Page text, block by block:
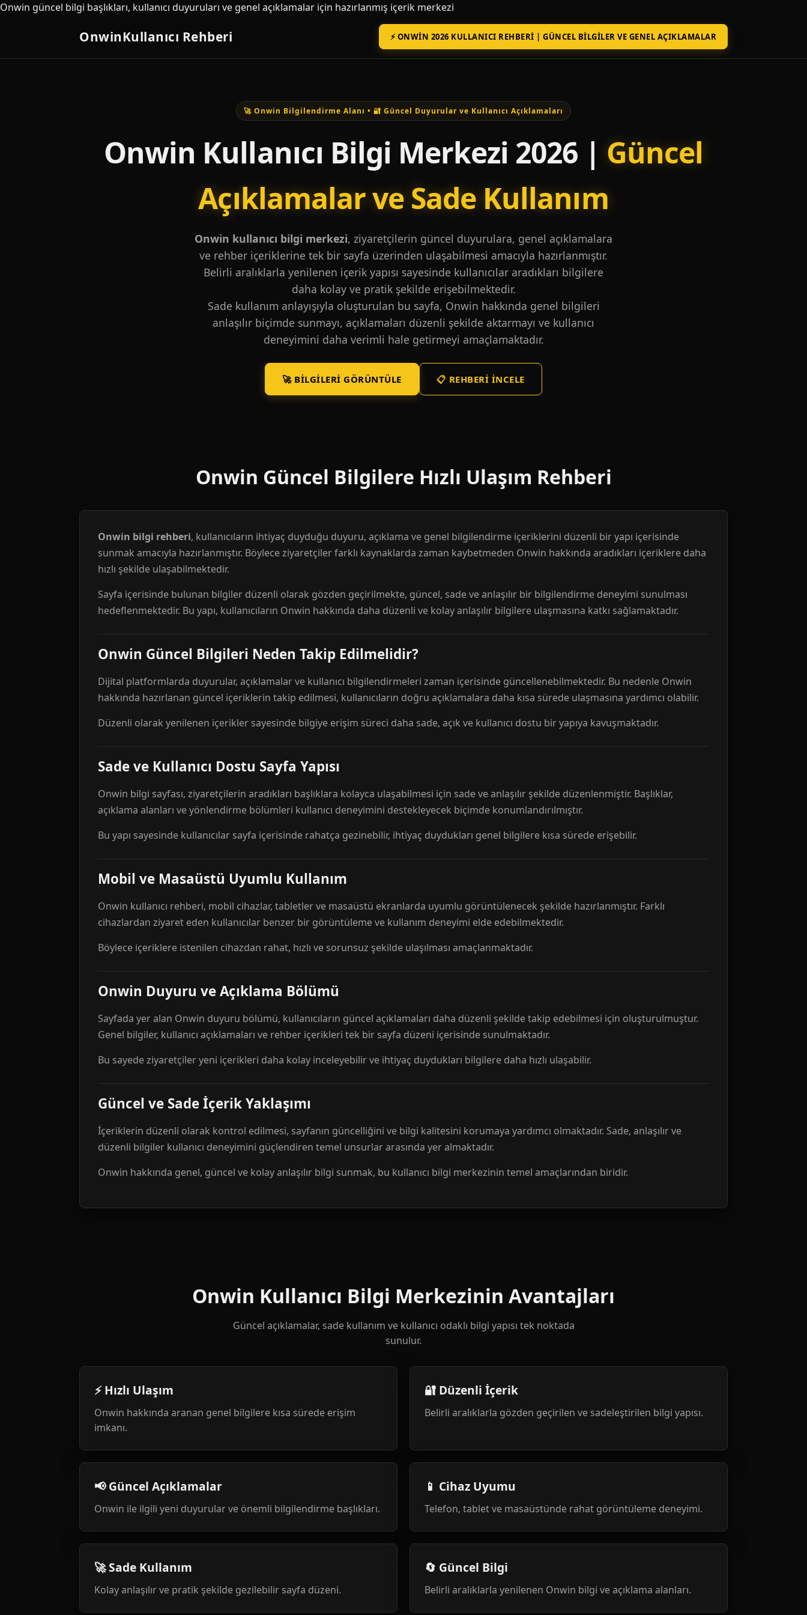
Onwin güncel bilgi başlıkları, kullanıcı duyuruları ve genel açıklamalar için hazırlanmış içerik merkezi
OnwinKullanıcı Rehberi ⚡ ONWIN 2026 KULLANICI REHBERI | GÜNCEL BILGILER VE GENEL AÇIKLAMALAR
🚀 Onwin Bilgilendirme Alanı • 🔐 Güncel Duyurular ve Kullanıcı Açıklamaları
Onwin Kullanıcı Bilgi Merkezi 2026 | Güncel
Açıklamalar ve Sade Kullanım
Onwin kullanıcı bilgi merkezi, ziyaretçilerin güncel duyurulara, genel açıklamalara
ve rehber içeriklerine tek bir sayfa üzerinden ulaşabilmesi amacıyla hazırlanmıştır.
Belirli aralıklarla yenilenen içerik yapısı sayesinde kullanıcılar aradıkları bilgilere
daha kolay ve pratik şekilde erişebilmektedir.
Sade kullanım anlayışıyla oluşturulan bu sayfa, Onwin hakkında genel bilgileri
anlaşılır biçimde sunmayı, açıklamaları düzenli şekilde aktarmayı ve kullanıcı
deneyimini daha verimli hale getirmeyi amaçlamaktadır.
🚀 BILGILERI GÖRÜNTÜLE 📋 REHBERI İNCELE
Onwin Güncel Bilgilere Hızlı Ulaşım Rehberi
Onwin bilgi rehberi, kullanıcıların ihtiyaç duyduğu duyuru, açıklama ve genel bilgilendirme içeriklerini düzenli bir yapı içerisinde
sunmak amacıyla hazırlanmıştır. Böylece ziyaretçiler farklı kaynaklarda zaman kaybetmeden Onwin hakkında aradıkları içeriklere daha
hızlı şekilde ulaşabilmektedir.
Sayfa içerisinde bulunan bilgiler düzenli olarak gözden geçirilmekte, güncel, sade ve anlaşılır bir bilgilendirme deneyimi sunulması
hedeflenmektedir. Bu yapı, kullanıcıların Onwin hakkında daha düzenli ve kolay anlaşılır bilgilere ulaşmasına katkı sağlamaktadır.
Onwin Güncel Bilgileri Neden Takip Edilmelidir?
Dijital platformlarda duyurular, açıklamalar ve kullanıcı bilgilendirmeleri zaman içerisinde güncellenebilmektedir. Bu nedenle Onwin
hakkında hazırlanan güncel içeriklerin takip edilmesi, kullanıcıların doğru açıklamalara daha kısa sürede ulaşmasına yardımcı olabilir.
Düzenli olarak yenilenen içerikler sayesinde bilgiye erişim süreci daha sade, açık ve kullanıcı dostu bir yapıya kavuşmaktadır.
Sade ve Kullanıcı Dostu Sayfa Yapısı
Onwin bilgi sayfası, ziyaretçilerin aradıkları başlıklara kolayca ulaşabilmesi için sade ve anlaşılır şekilde düzenlenmiştir. Başlıklar,
açıklama alanları ve yönlendirme bölümleri kullanıcı deneyimini destekleyecek biçimde konumlandırılmıştır.
Bu yapı sayesinde kullanıcılar sayfa içerisinde rahatça gezinebilir, ihtiyaç duydukları genel bilgilere kısa sürede erişebilir.
Mobil ve Masaüstü Uyumlu Kullanım
Onwin kullanıcı rehberi, mobil cihazlar, tabletler ve masaüstü ekranlarda uyumlu görüntülenecek şekilde hazırlanmıştır. Farklı
cihazlardan ziyaret eden kullanıcılar benzer bir görüntüleme ve kullanım deneyimi elde edebilmektedir.
Böylece içeriklere istenilen cihazdan rahat, hızlı ve sorunsuz şekilde ulaşılması amaçlanmaktadır.
Onwin Duyuru ve Açıklama Bölümü
Sayfada yer alan Onwin duyuru bölümü, kullanıcıların güncel açıklamaları daha düzenli şekilde takip edebilmesi için oluşturulmuştur.
Genel bilgiler, kullanıcı açıklamaları ve rehber içerikleri tek bir sayfa düzeni içerisinde sunulmaktadır.
Bu sayede ziyaretçiler yeni içerikleri daha kolay inceleyebilir ve ihtiyaç duydukları bilgilere daha hızlı ulaşabilir.
Güncel ve Sade İçerik Yaklaşımı
İçeriklerin düzenli olarak kontrol edilmesi, sayfanın güncelliğini ve bilgi kalitesini korumaya yardımcı olmaktadır. Sade, anlaşılır ve
düzenli bilgiler kullanıcı deneyimini güçlendiren temel unsurlar arasında yer almaktadır.
Onwin hakkında genel, güncel ve kolay anlaşılır bilgi sunmak, bu kullanıcı bilgi merkezinin temel amaçlarından biridir.
Onwin Kullanıcı Bilgi Merkezinin Avantajları
Güncel açıklamalar, sade kullanım ve kullanıcı odaklı bilgi yapısı tek noktada
sunulur.
⚡ Hızlı Ulaşım
Onwin hakkında aranan genel bilgilere kısa sürede erişim
imkanı.
🔐 Düzenli İçerik
Belirli aralıklarla gözden geçirilen ve sadeleştirilen bilgi yapısı.
📢 Güncel Açıklamalar
Onwin ile ilgili yeni duyurular ve önemli bilgilendirme başlıkları.
📱 Cihaz Uyumu
Telefon, tablet ve masaüstünde rahat görüntüleme deneyimi.
🚀 Sade Kullanım
Kolay anlaşılır ve pratik şekilde gezilebilir sayfa düzeni.
🔄 Güncel Bilgi
Belirli aralıklarla yenilenen Onwin bilgi ve açıklama alanları.